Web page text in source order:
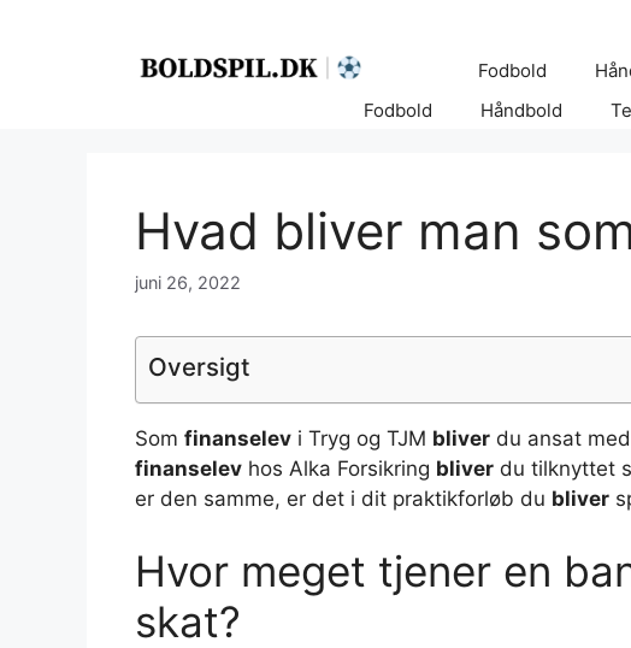
Fodbold
Fodbold
Håndbold
Hvad bliver man
juni 26, 2022
Oversigt
Som finanselev i Tryg og TJM bliver du ansat
finanselev hos Alka Forsikring bliver du tilknyttet
er den samme, er det i dit praktikforløb du bliver
Hvor meget tjener en
skat?